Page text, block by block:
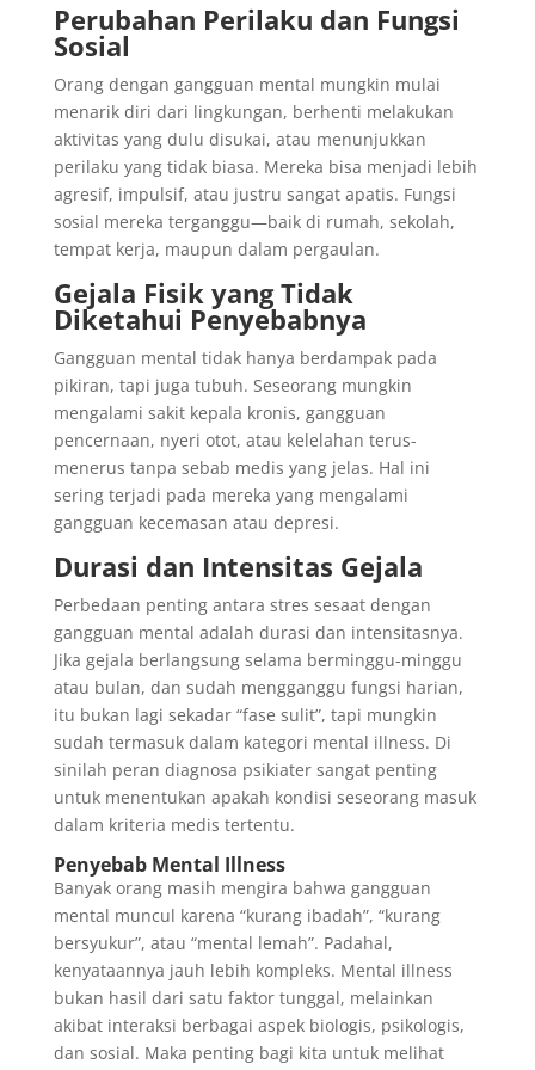
Perubahan Perilaku dan Fungsi
Sosial
Orang dengan gangguan mental mungkin mulai
menarik diri dari lingkungan, berhenti melakukan
aktivitas yang dulu disukai, atau menunjukkan
perilaku yang tidak biasa. Mereka bisa menjadi lebih
agresif, impulsif, atau justru sangat apatis. Fungsi
sosial mereka terganggu—baik di rumah, sekolah,
tempat kerja, maupun dalam pergaulan.
Gejala Fisik yang Tidak
Diketahui Penyebabnya
Gangguan mental tidak hanya berdampak pada
pikiran, tapi juga tubuh. Seseorang mungkin
mengalami sakit kepala kronis, gangguan
pencernaan, nyeri otot, atau kelelahan terus-
menerus tanpa sebab medis yang jelas. Hal ini
sering terjadi pada mereka yang mengalami
gangguan kecemasan atau depresi.
Durasi dan Intensitas Gejala
Perbedaan penting antara stres sesaat dengan
gangguan mental adalah durasi dan intensitasnya.
Jika gejala berlangsung selama berminggu-minggu
atau bulan, dan sudah mengganggu fungsi harian,
itu bukan lagi sekadar “fase sulit”, tapi mungkin
sudah termasuk dalam kategori mental illness. Di
sinilah peran diagnosa psikiater sangat penting
untuk menentukan apakah kondisi seseorang masuk
dalam kriteria medis tertentu.
Penyebab Mental Illness
Banyak orang masih mengira bahwa gangguan
mental muncul karena “kurang ibadah”, “kurang
bersyukur”, atau “mental lemah”. Padahal,
kenyataannya jauh lebih kompleks. Mental illness
bukan hasil dari satu faktor tunggal, melainkan
akibat interaksi berbagai aspek biologis, psikologis,
dan sosial. Maka penting bagi kita untuk melihat